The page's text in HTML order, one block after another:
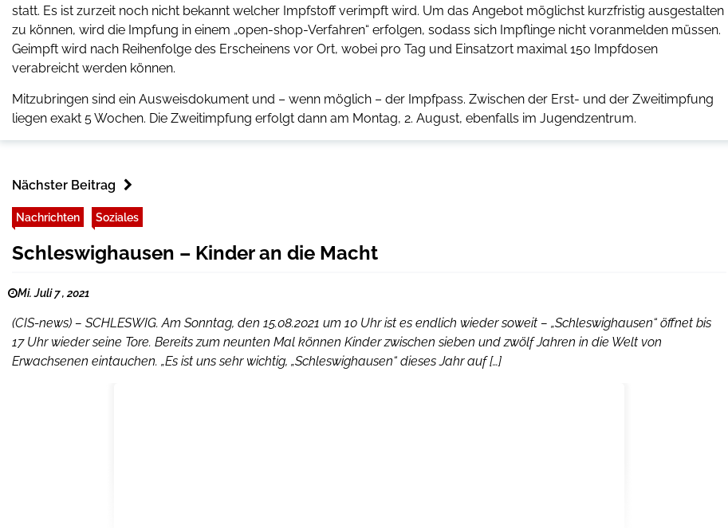
statt. Es ist zurzeit noch nicht bekannt welcher Impfstoff verimpft wird. Um das Angebot möglichst kurzfristig ausgestalten
zu können, wird die Impfung in einem „open-shop-Verfahren“ erfolgen, sodass sich Impflinge nicht voranmelden müssen.
Geimpft wird nach Reihenfolge des Erscheinens vor Ort, wobei pro Tag und Einsatzort maximal 150 Impfdosen
verabreicht werden können.
Mitzubringen sind ein Ausweisdokument und – wenn möglich – der Impfpass. Zwischen der Erst- und der Zweitimpfung
liegen exakt 5 Wochen. Die Zweitimpfung erfolgt dann am Montag, 2. August, ebenfalls im Jugendzentrum.
Nächster Beitrag
Nachrichten Soziales
Schleswighausen – Kinder an die Macht
Mi. Juli 7 , 2021
(CIS-news) – SCHLESWIG. Am Sonntag, den 15.08.2021 um 10 Uhr ist es endlich wieder soweit – „Schleswighausen“ öffnet bis
17 Uhr wieder seine Tore. Bereits zum neunten Mal können Kinder zwischen sieben und zwölf Jahren in die Welt von
Erwachsenen eintauchen. „Es ist uns sehr wichtig, „Schleswighausen“ dieses Jahr auf […]